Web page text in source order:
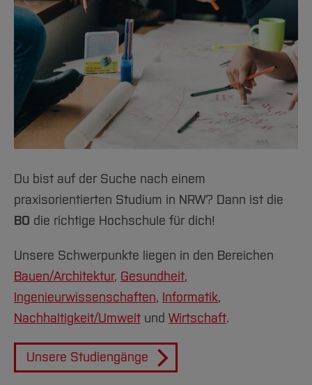
Arbeiten im FB G
Forschung und Projekte
International
Team
Service
Studiengänge
Studieninteressierte
Aktuelles
Studium
Fachgruppen
Forschung und Entwicklung
International
Team
Service
Amtliche Bekanntmachungen
Notfall-Infos
BO Shop
Familiengerechte Hochschule
Gleichstellung
Diskriminierungsfreie Hochschule
Vertretungen
Wahlen
Hochschulbibliothek
Hochschulkommunikation
International Office
Medienzentrum
qed-Stiftung
Zentrale Studienberatung
Du bist auf der Suche nach einem
praxisorientierten Studium in NRW? Dann ist die
BO die richtige Hochschule für dich!
Unsere Schwerpunkte liegen in den Bereichen
Bauen/Architektur, Gesundheit,
Ingenieurwissenschaften, Informatik,
Nachhaltigkeit/Umwelt und Wirtschaft.
Unsere Studiengänge